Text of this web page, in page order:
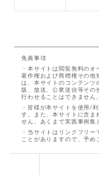
免責事項
・本サイトは閲覧無料の
著作権および商標権その他
は、本サイトのコンテンツ
版、放送、公衆送信等その
行わせることはできません
・皆様が本サイトを使用/
す。また、本サイトに含ま
せん。あくまで実践事例集
・当サイトはリンクフリ
ことがありますので、予め